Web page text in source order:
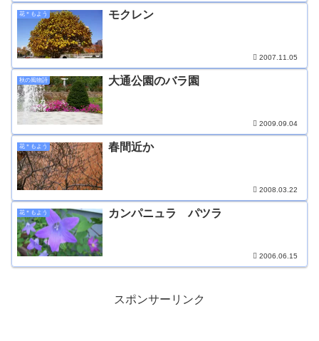
花＊もよう モクレン
2007.11.05
秋の風物詩 大通公園のバラ園
2009.09.04
花＊もよう 春間近か
2008.03.22
花＊もよう カンパニュラ パツラ
2006.06.15
スポンサーリンク